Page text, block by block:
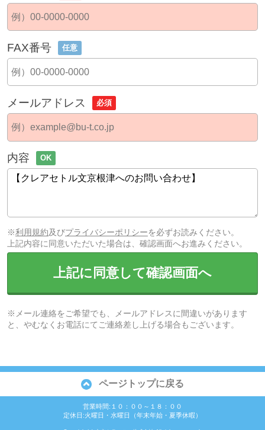
FAX番号 任意
メールアドレス 必須
内容 OK
※利用規約及びプライバシーポリシーを必ずお読みください。
上記内容に同意いただいた場合は、確認画面へお進みください。
上記に同意して確認画面へ
※メール連絡をご希望でも、メールアドレスに間違いがあります
と、やむなくお電話にてご連絡差し上げる場合もございます。
ページトップに戻る
営業時間:１０：００～１８：００
定休日:火曜日・水曜日（年末年始・夏季休暇）